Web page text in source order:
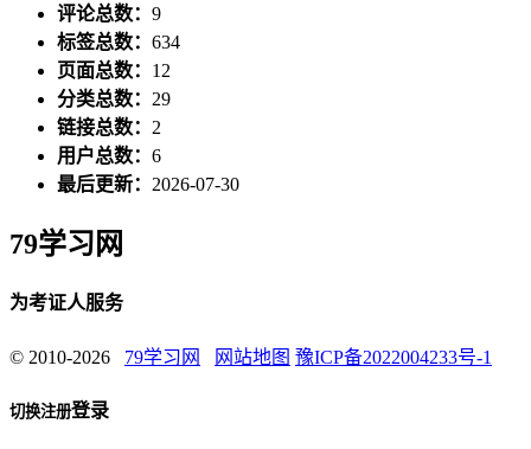
评论总数： 9
标签总数： 634
页面总数： 12
分类总数： 29
链接总数： 2
用户总数： 6
最后更新： 2026-07-30
79学习网
为考证人服务
© 2010-2026 79学习网 网站地图 豫ICP备2022004233号-1
切换注册登录